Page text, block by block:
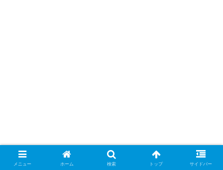
メニュー ホーム 検索 トップ サイドバー